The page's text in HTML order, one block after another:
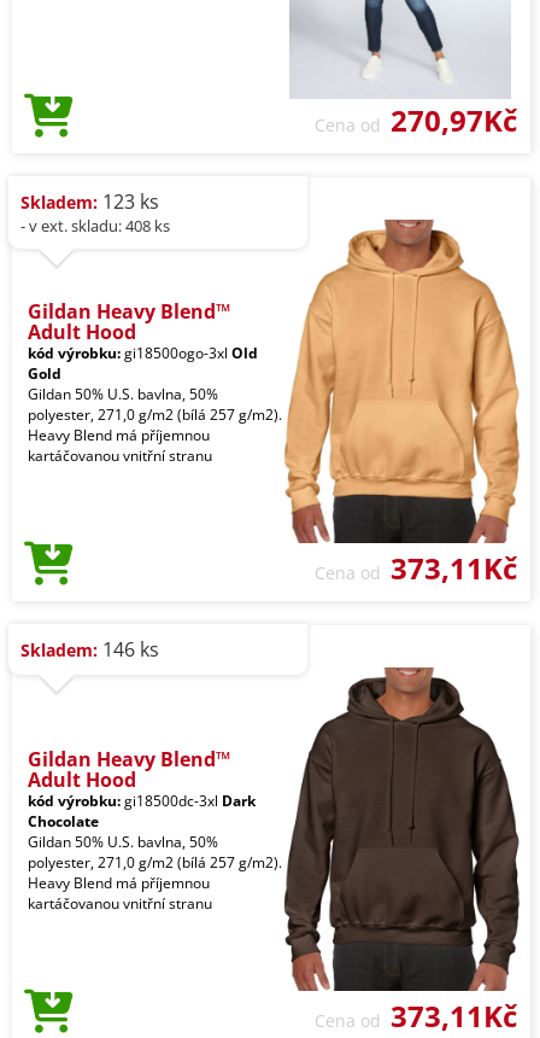
Cena od 270,97Kč
Skladem: 123 ks
- v ext. skladu: 408 ks
Gildan Heavy Blend™
Adult Hood
kód výrobku:gi18500ogo-3xl Old
Gold
Gildan 50% U.S. bavlna, 50%
polyester, 271,0 g/m2 (bílá 257 g/m2).
Heavy Blend má příjemnou
kartáčovanou vnitřní stranu
Cena od 373,11Kč
Skladem: 146 ks
Gildan Heavy Blend™
Adult Hood
kód výrobku:gi18500dc-3xl Dark
Chocolate
Gildan 50% U.S. bavlna, 50%
polyester, 271,0 g/m2 (bílá 257 g/m2).
Heavy Blend má příjemnou
kartáčovanou vnitřní stranu
Cena od 373,11Kč